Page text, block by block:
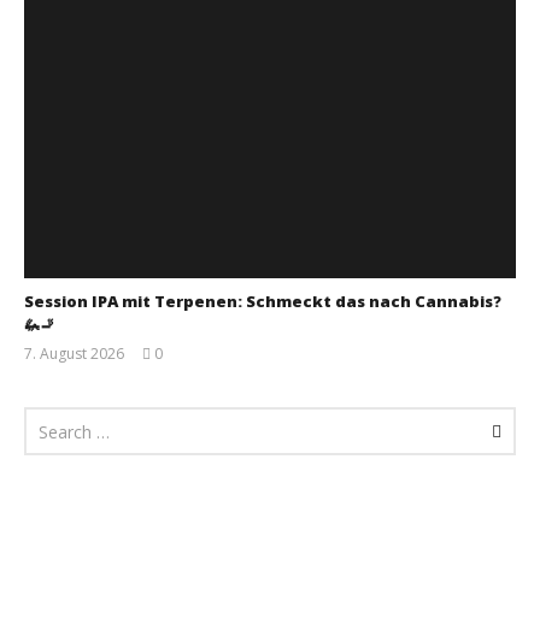
Session IPA mit Terpenen: Schmeckt das nach Cannabis?
🦗🚬
7. August 2026
0